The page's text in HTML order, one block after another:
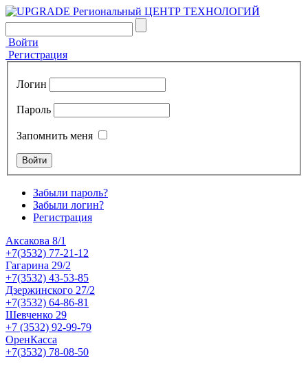
Войти
Регистрация
Логин
Пароль
Запомнить меня
Забыли пароль?
Забыли логин?
Регистрация
Аксакова 8/1
+7(3532) 77-21-12
Гагарина 29/2
+7(3532) 43-53-85
Дзержинского 27/2
+7(3532) 64-86-81
Шевченко 29
+7 (3532) 92-99-79
ОренКасса
+7(3532) 78-08-50